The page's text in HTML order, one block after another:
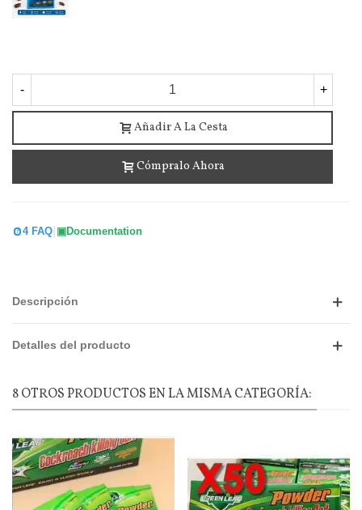
- +
Añadir A La Cesta
Cómpralo Ahora
4 FAQ Documentation
Descripción
Detalles del producto
8 OTROS PRODUCTOS EN LA MISMA CATEGORÍA: